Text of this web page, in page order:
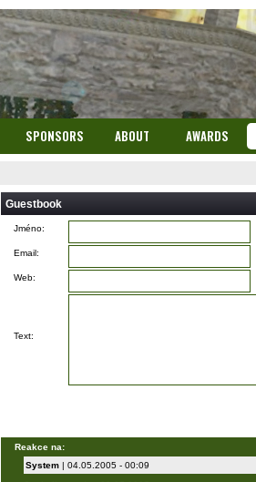
SPONSORS ABOUT AWARDS
Guestbook
Jméno:
Email:
Web:
Text:
Reakce na:
System| 04.05.2005 - 00:09